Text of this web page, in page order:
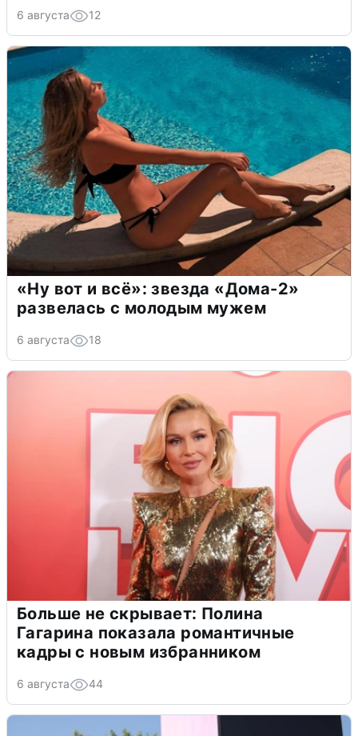
6 августа 12
«Ну вот и всё»: звезда «Дома-2»
развелась с молодым мужем
6 августа 18
Больше не скрывает: Полина
Гагарина показала романтичные
кадры с новым избранником
6 августа 44